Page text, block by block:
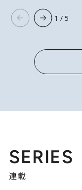
1 / 5
SERIES
連載